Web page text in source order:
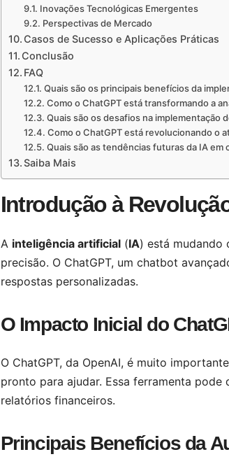
Inovações Tecnológicas Emergentes
Perspectivas de Mercado
Casos de Sucesso e Aplicações Práticas
Conclusão
FAQ
Quais são os principais benefícios da
Como o ChatGPT está transformando a
Quais são os desafios na implementação
Como o ChatGPT está revolucionando o
Quais são as tendências futuras da IA em
Saiba Mais
Introdução à
A inteligência artificial(IA) está mudando
precisão. O ChatGPT, um chatbot
respostas personalizadas.
O Impacto Inicial do
O ChatGPT, da OpenAI, é muito
pronto para ajudar. Essa ferramenta
relatórios financeiros.
Principais Benefícios da